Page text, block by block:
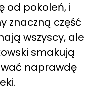
od pokoleń, i
znaczną część
wszyscy, ale
smakują
naprawdę